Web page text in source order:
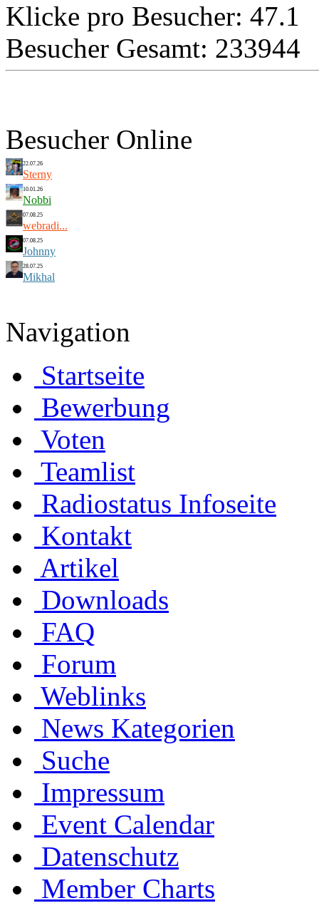
Klicke pro Besucher: 47.1
Besucher Gesamt: 233944
Besucher Online
22.07.26
Sterny
10.01.26
Nobbi
07.08.25
webradi...
07.08.25
Johnny
28.07.25
Mikhal
Navigation
Startseite
Bewerbung
Voten
Teamlist
Radiostatus Infoseite
Kontakt
Artikel
Downloads
FAQ
Forum
Weblinks
News Kategorien
Suche
Impressum
Event Calendar
Datenschutz
Member Charts